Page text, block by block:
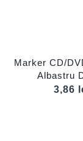
Marker CD/
Albastru
3,86